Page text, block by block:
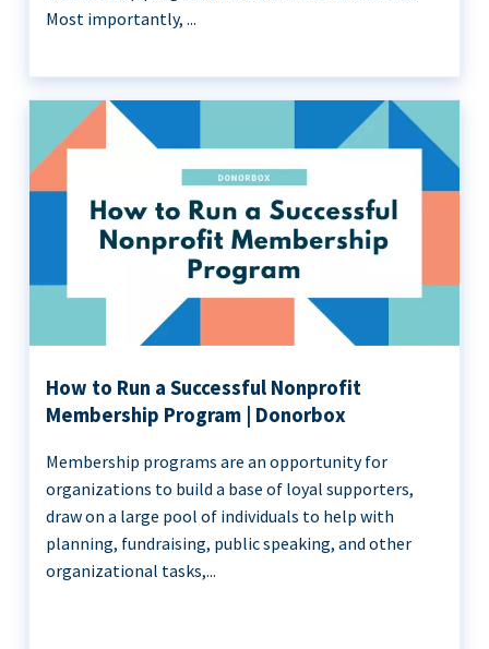
Most importantly, ...
How to Run a Successful Nonprofit
Membership Program | Donorbox
Membership programs are an opportunity for
organizations to build a base of loyal supporters,
draw on a large pool of individuals to help with
planning, fundraising, public speaking, and other
organizational tasks,...